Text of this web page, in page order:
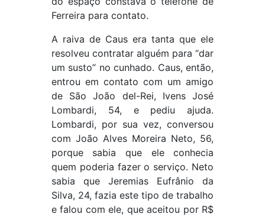
Ferreira para contato.
A raiva de Caus era tanta que ele
resolveu contratar alguém para “dar
um susto” no cunhado. Caus, então,
entrou em contato com um amigo
de São João del-Rei, Ivens José
Lombardi, 54, e pediu ajuda.
Lombardi, por sua vez, conversou
com João Alves Moreira Neto, 56,
porque sabia que ele conhecia
quem poderia fazer o serviço. Neto
sabia que Jeremias Eufrânio da
Silva, 24, fazia este tipo de trabalho
e falou com ele, que aceitou por R$